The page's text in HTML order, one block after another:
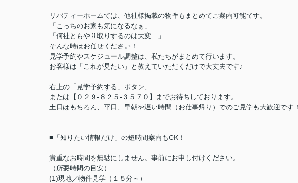
リバティーホームでは、他社様掲載の物件もまとめてご案内可能です。
「こっちのお家も気になるなぁ」
「何社ともやり取りするのは大変…」
そんな時はお任せください！
見学予約やスケジュール調整は、私たちがまとめて行います。
お客様は「これが見たい」と教えていただくだけで大丈夫です♪
右上の「見学予約する」ボタン、
または【０２９-８２５-３５７０】までお待ちしております。
土日はもちろん、平日、早朝や遅い時間（お仕事帰り）でのご見学も大歓迎です！
■「知りたい情報だけ」の短時間案内もOK！
貴重なお時間を無駄にしません。事前にお申し付けください。
（所要時間の目安）
(1)現地／物件見学（１５分～）